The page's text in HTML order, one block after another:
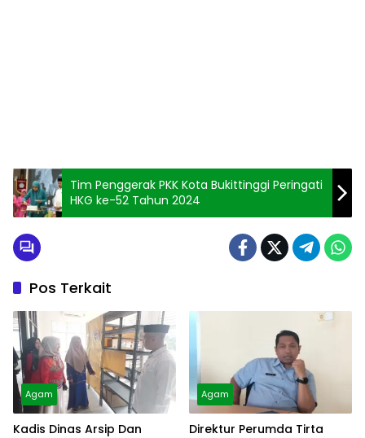
Tim Penggerak PKK Kota Bukittinggi Peringati
HKG ke-52 Tahun 2024
Pos Terkait
Agam
Kadis Dinas Arsip Dan
Agam
Direktur Perumda Tirta